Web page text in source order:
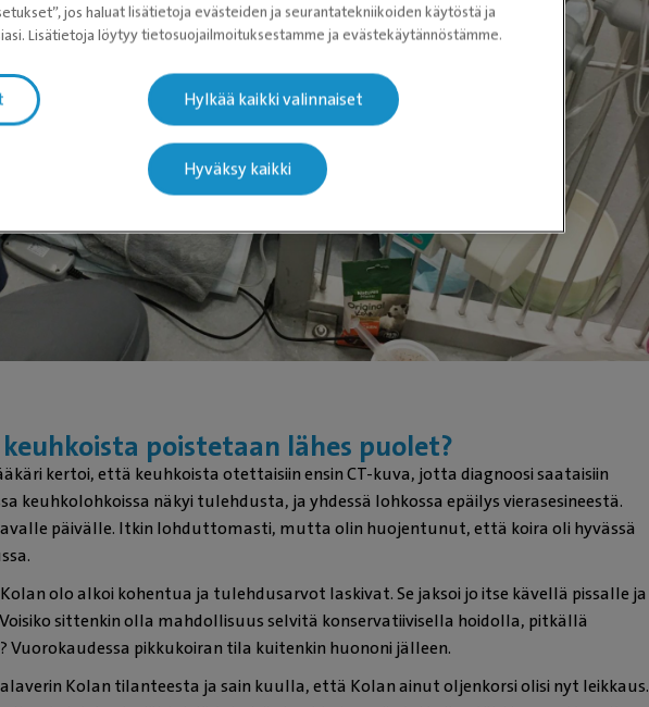
poistetaan lähes puolet?
kertoi, että keuhkoista otettaisiin ensin CT-kuva, jotta diagnoosi saataisiin
keuhkolohkoissa näkyi tulehdusta, ja yhdessä lohkossa epäilys vierasesineestä.
päivälle. Itkin lohduttomasti, mutta olin huojentunut, että koira oli hyvässä
olo alkoi kohentua ja tulehdusarvot laskivat. Se jaksoi jo itse kävellä pissalle ja
sittenkin olla mahdollisuus selvitä konservatiivisella hoidolla, pitkällä
pikkukoiran tila kuitenkin huononi jälleen.
Kolan tilanteesta ja sain kuulla, että Kolan ainut oljenkorsi olisi nyt leikkaus.
jos haluat lisätietoja evästeiden ja seurantatekniikoiden käytöstä ja
Lisätietoja löytyy tietosuojailmoituksestamme ja evästekäytännöstämme.
Hylkää kaikki valinnaiset
Hyväksy kaikki